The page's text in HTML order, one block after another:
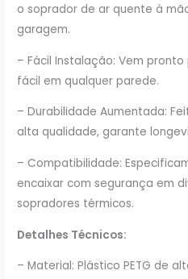
o soprador de ar quente à
garagem.
– Fácil Instalação: Vem
fácil em qualquer parede.
– Durabilidade Aumentada:
alta qualidade, garante
– Compatibilidade:
encaixar com segurança em
sopradores térmicos.
Detalhes Técnicos:
– Material: Plástico PETG de